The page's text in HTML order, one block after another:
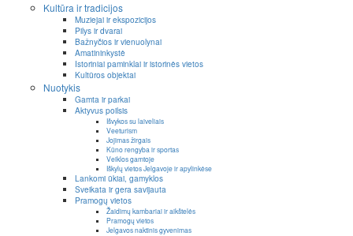
Kultūra ir tradicijos
Muziejai ir ekspozicijos
Pilys ir dvarai
Bažnyčios ir vienuolynai
Amatininkystė
Istoriniai paminklai ir istorinės vietos
Kultūros objektai
Nuotykis
Gamta ir parkai
Aktyvus poilsis
Išvykos su laiveliais
Veeturism
Jojimas žirgais
Kūno rengyba ir sportas
Veiklos gamtoje
Iškylų vietos Jelgavoje ir apylinkėse
Lankomi ūkiai, gamyklos
Sveikata ir gera savijauta
Pramogų vietos
Žaidimų kambariai ir aikštelės
Pramogų vietos
Jelgavos naktinis gyvenimas